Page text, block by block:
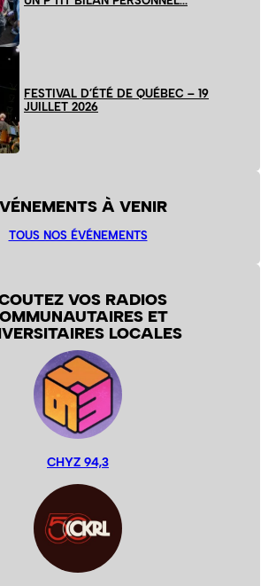
FESTIVAL D’ÉTÉ DE QUÉBEC – 19
JUILLET 2026
À VENIR
TOUS NOS ÉVÉNEMENTS
VOS RADIOS
ET
LOCALES
CHYZ 94,3